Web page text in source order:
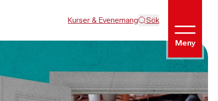
Kurser & Evenemang Sök
Meny